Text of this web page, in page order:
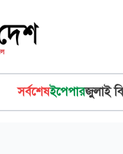
সর্বশেষইপেপারজুলাই